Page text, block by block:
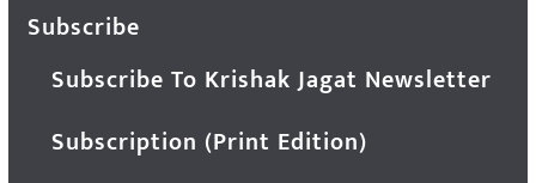
Subscribe
Subscribe To Krishak Jagat Newsletter
Subscription (Print Edition)